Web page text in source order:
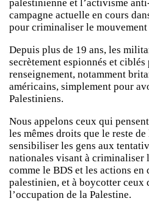
palestinienne et l’activisme
campagne actuelle en cours
pour criminaliser le mouvement
Depuis plus de 19 ans, les
secrètement espionnés et
renseignement, notamment
américains, simplement pour
Palestiniens.
Nous appelons ceux qui
les mêmes droits que le reste
sensibiliser les gens aux
nationales visant à criminaliser
comme le BDS et les actions en
palestinien, et à boycotter ceux
l’occupation de la Palestine.